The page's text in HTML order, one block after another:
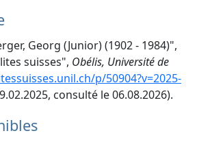
Georg (Junior) (1902 - 1984)",
suisses", Obélis, Université de
p/50904?v=2025-
consulté le 06.08.2026).